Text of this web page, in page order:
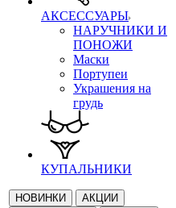
АКСЕССУАРЫ
НАРУЧНИКИ И
ПОНОЖИ
Маски
Портупеи
Украшения на
грудь
КУПАЛЬНИКИ
НОВИНКИ
АКЦИИ